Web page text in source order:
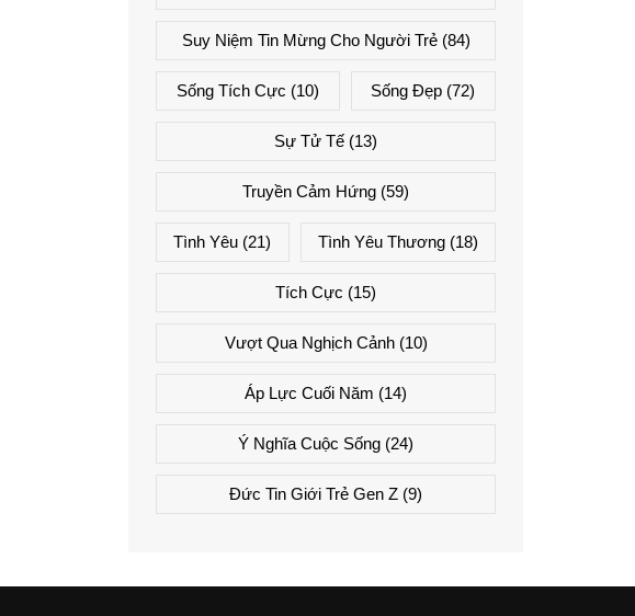
Suy Niệm Tin Mừng Cho Người Trẻ(84)
Sống Tích Cực (10) Sống Đẹp (72)
Sự Tử Tế (13)
Truyền Cảm Hứng (59)
Tình Yêu (21) Tình Yêu Thương(18)
Tích Cực (15)
Vượt Qua Nghịch Cảnh(10)
Áp Lực Cuối Năm (14)
Ý Nghĩa Cuộc Sống (24)
Đức Tin Giới Trẻ Gen Z (9)